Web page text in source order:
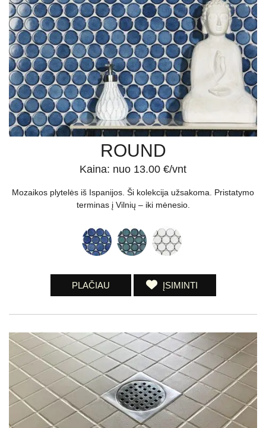
ROUND
Kaina: nuo 13.00 €/vnt
Mozaikos plytelės iš Ispanijos. Ši kolekcija užsakoma. Pristatymo
terminas į Vilnių – iki mėnesio.
PLAČIAU ĮSIMINTI